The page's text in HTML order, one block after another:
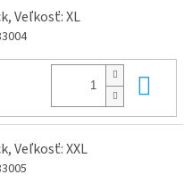
Veľkosť: XL
Veľkosť: XXL